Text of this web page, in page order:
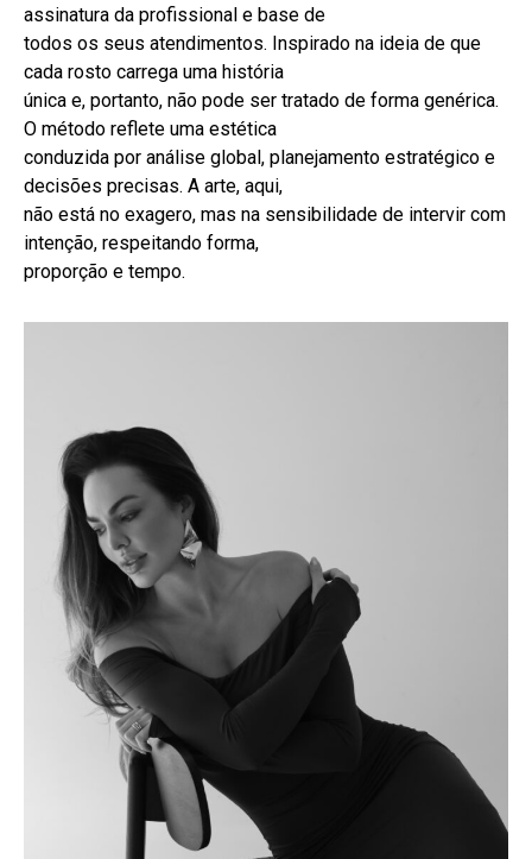
assinatura da profissional e base de
todos os seus atendimentos. Inspirado na ideia de que
cada rosto carrega uma história
única e, portanto, não pode ser tratado de forma genérica.
O método reflete uma estética
conduzida por análise global, planejamento estratégico e
decisões precisas. A arte, aqui,
não está no exagero, mas na sensibilidade de intervir com
intenção, respeitando forma,
proporção e tempo.